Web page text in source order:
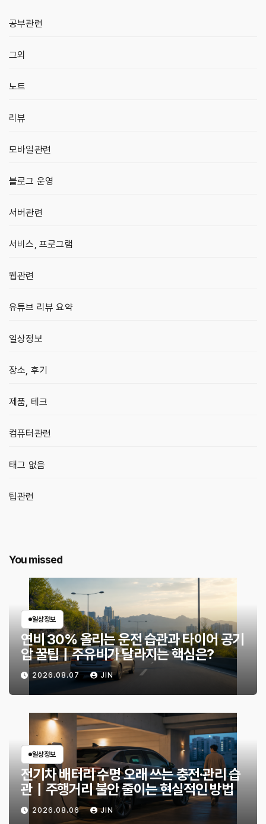
공부관련
그외
노트
리뷰
모바일관련
블로그 운영
서버관련
서비스, 프로그램
웹관련
유튜브 리뷰 요약
일상정보
장소, 후기
제품, 테크
컴퓨터관련
태그 없음
팁관련
You missed
일상정보
연비 30% 올리는 운전 습관과 타이어 공기
압 꿀팁｜주유비가 달라지는 핵심은?
2026.08.07 JIN
일상정보
전기차 배터리 수명 오래 쓰는 충전·관리 습
관｜주행거리 불안 줄이는 현실적인 방법
2026.08.06 JIN